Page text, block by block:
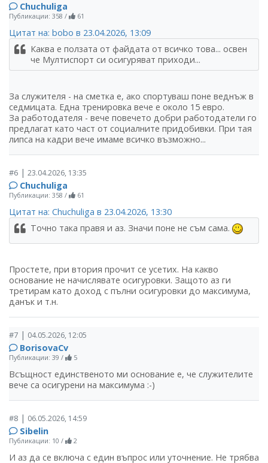
Chuchuliga
Публикации: 358 / 61
Цитат на: bobo в 23.04.2026, 13:09
Каква е ползата от файдата от всичко това... освен
че Мултиспорт си осигуряват приходи...
За служителя - на сметка е, ако спортуваш поне веднъж в
седмицата. Една тренировка вече е около 15 евро.
За работодателя - вече повечето добри работодатели го
предлагат като част от социалните придобивки. При тая
липса на кадри вече имаме всичко възможно...
#6 | 23.04.2026, 13:35
Chuchuliga
Публикации: 358 / 61
Цитат на: Chuchuliga в 23.04.2026, 13:30
Точно така правя и аз. Значи поне не съм сама.
Простете, при втория прочит се усетих. На какво
основание не начислявате осигуровки. Защото аз ги
третирам като доход с пълни осигуровки до максимума,
данък и т.н.
#7 | 04.05.2026, 12:05
BorisovaCv
Публикации: 39 / 5
Всъщност единственото ми основание е, че служителите
вече са осигурени на максимума :-)
#8 | 06.05.2026, 14:59
Sibelin
Публикации: 10 / 2
И аз да се включа с един въпрос или уточнение. Не трябва